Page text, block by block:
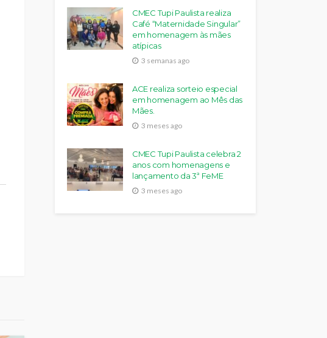
CMEC Tupi Paulista realiza
Café “Maternidade Singular”
em homenagem às mães
atípicas
3 semanas ago
ACE realiza sorteio especial
em homenagem ao Mês das
Mães.
3 meses ago
CMEC Tupi Paulista celebra 2
anos com homenagens e
lançamento da 3ª FeME
3 meses ago